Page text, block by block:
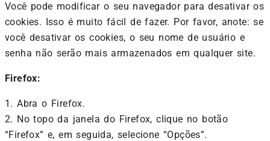
Você pode modificar o seu navegador para desativar os
cookies. Isso é muito fácil de fazer. Por favor, anote: se
você desativar os cookies, o seu nome de usuário e
senha não serão mais armazenados em qualquer site.
Firefox:
1. Abra o Firefox.
2. No topo da janela do Firefox, clique no botão
“Firefox” e, em seguida, selecione “Opções”.